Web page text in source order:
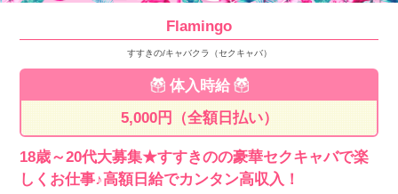
Flamingo
すすきの/キャバクラ（セクキャバ）
体入時給
5,000円（全額日払い）
18歳～20代大募集★すすきのの豪華セクキャバで楽
しくお仕事♪高額日給でカンタン高収入！